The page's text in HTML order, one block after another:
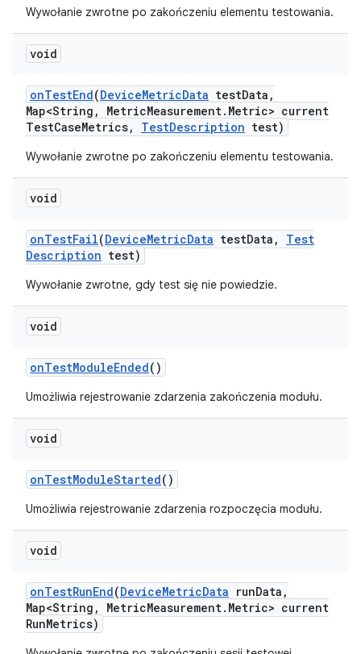
Wywołanie zwrotne po zakończeniu elementu testowania.
void
onTestEnd(DeviceMetricData testData ,
Map<String , MetricMeasurement. Metric> current
TestCaseMetrics, TestDescription test)
Wywołanie zwrotne po zakończeniu elementu testowania.
void
onTestFail(DeviceMetricData testData ,
Test
Description test)
Wywołanie zwrotne, gdy test się nie powiedzie.
void
onTestModuleEnded()
Umożliwia rejestrowanie zdarzenia zakończenia modułu.
void
onTestModuleStarted()
Umożliwia rejestrowanie zdarzenia rozpoczęcia modułu.
void
onTestRunEnd(DeviceMetricData runData ,
Map<String , MetricMeasurement. Metric> current
RunMetrics)